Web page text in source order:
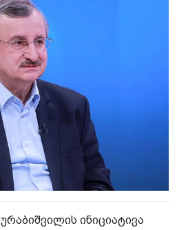
ინიციატივა